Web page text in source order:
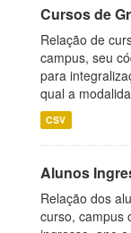
Cursos de
Relação de
campus, seu
para
qual a
CSV
Alunos
Relação dos
curso, campus